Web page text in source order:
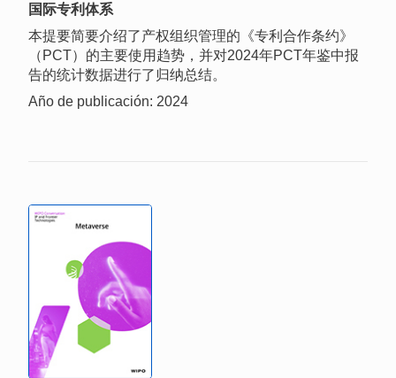
国际专利体系
本提要简要介绍了产权组织管理的《专利合作条约》
（PCT）的主要使用趋势，并对2024年PCT年鉴中报
告的统计数据进行了归纳总结。
Año de publicación: 2024